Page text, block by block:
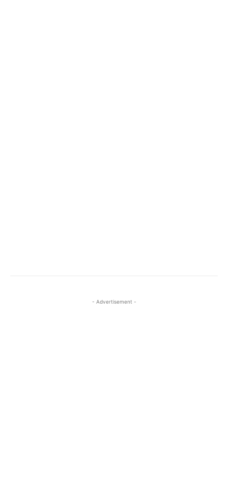
- Advertisement -